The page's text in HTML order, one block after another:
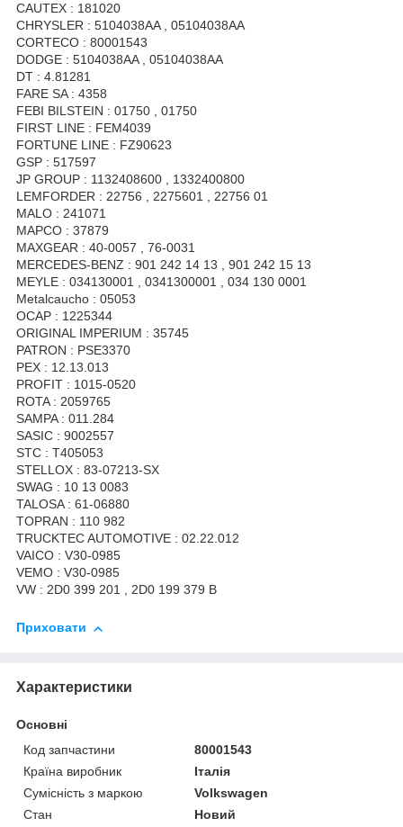
CAUTEX : 181020
CHRYSLER : 5104038AA , 05104038AA
CORTECO : 80001543
DODGE : 5104038AA , 05104038AA
DT : 4.81281
FARE SA : 4358
FEBI BILSTEIN : 01750 , 01750
FIRST LINE : FEM4039
FORTUNE LINE : FZ90623
GSP : 517597
JP GROUP : 1132408600 , 1332400800
LEMFORDER : 22756 , 2275601 , 22756 01
MALO : 241071
MAPCO : 37879
MAXGEAR : 40-0057 , 76-0031
MERCEDES-BENZ : 901 242 14 13 , 901 242 15 13
MEYLE : 034130001 , 0341300001 , 034 130 0001
Metalcaucho : 05053
OCAP : 1225344
ORIGINAL IMPERIUM : 35745
PATRON : PSE3370
PEX : 12.13.013
PROFIT : 1015-0520
ROTA : 2059765
SAMPA : 011.284
SASIC : 9002557
STC : T405053
STELLOX : 83-07213-SX
SWAG : 10 13 0083
TALOSA : 61-06880
TOPRAN : 110 982
TRUCKTEC AUTOMOTIVE : 02.22.012
VAICO : V30-0985
VEMO : V30-0985
VW : 2D0 399 201 , 2D0 199 379 B
Приховати
Характеристики
Основні
Код запчастини
80001543
Країна виробник
Італія
Сумісність з маркою
Volkswagen
Стан
Новий